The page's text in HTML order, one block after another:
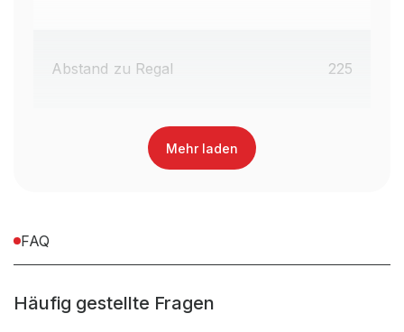
Abstand zu Regal 225
Mehr laden
FAQ
Häufig gestellte Fragen